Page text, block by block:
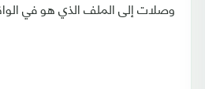
وصلات إلى الملف الذي هو في